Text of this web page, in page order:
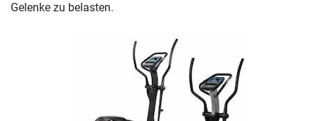
Gelenke zu belasten.